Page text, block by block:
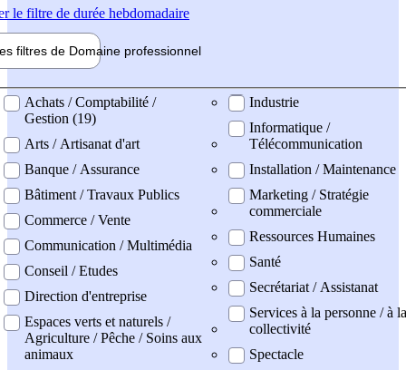
le filtre de durée hebdomadaire
filtres de Domaine professionnel
professionel
Achats / Comptabilité /
Gestion (19)
Arts / Artisanat d'art
Banque / Assurance
Bâtiment / Travaux Publics
Commerce / Vente
Communication / Multimédia
Conseil / Etudes
Direction d'entreprise
Espaces verts et naturels /
Agriculture / Pêche / Soins aux
animaux
Industrie
Informatique /
Télécommunication
Installation / Maintenance
Marketing / Stratégie
commerciale
Ressources Humaines
Santé
Secrétariat / Assistanat
Services à la personne / à la
collectivité
Spectacle